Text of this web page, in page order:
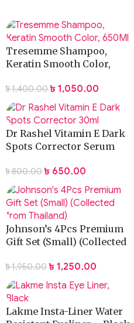
Tresemme Shampoo,
Keratin Smooth Color,
৳1,400.00 ৳ 1,050.00
Dr Rashel Vitamin E Dark
Spots Corrector Serum
৳800.00 ৳ 650.00
Johnson’s 4Pcs Premium
Gift Set (Small) (Collected
৳1,950.00 ৳ 1,250.00
Lakme Insta-Liner Water